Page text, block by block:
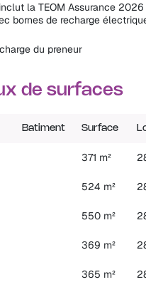
la TEOM Assurance 2026
bornes de recharge
du preneur
de surfaces
Batiment Surface
371 m²
524 m²
550 m²
369 m²
365 m²